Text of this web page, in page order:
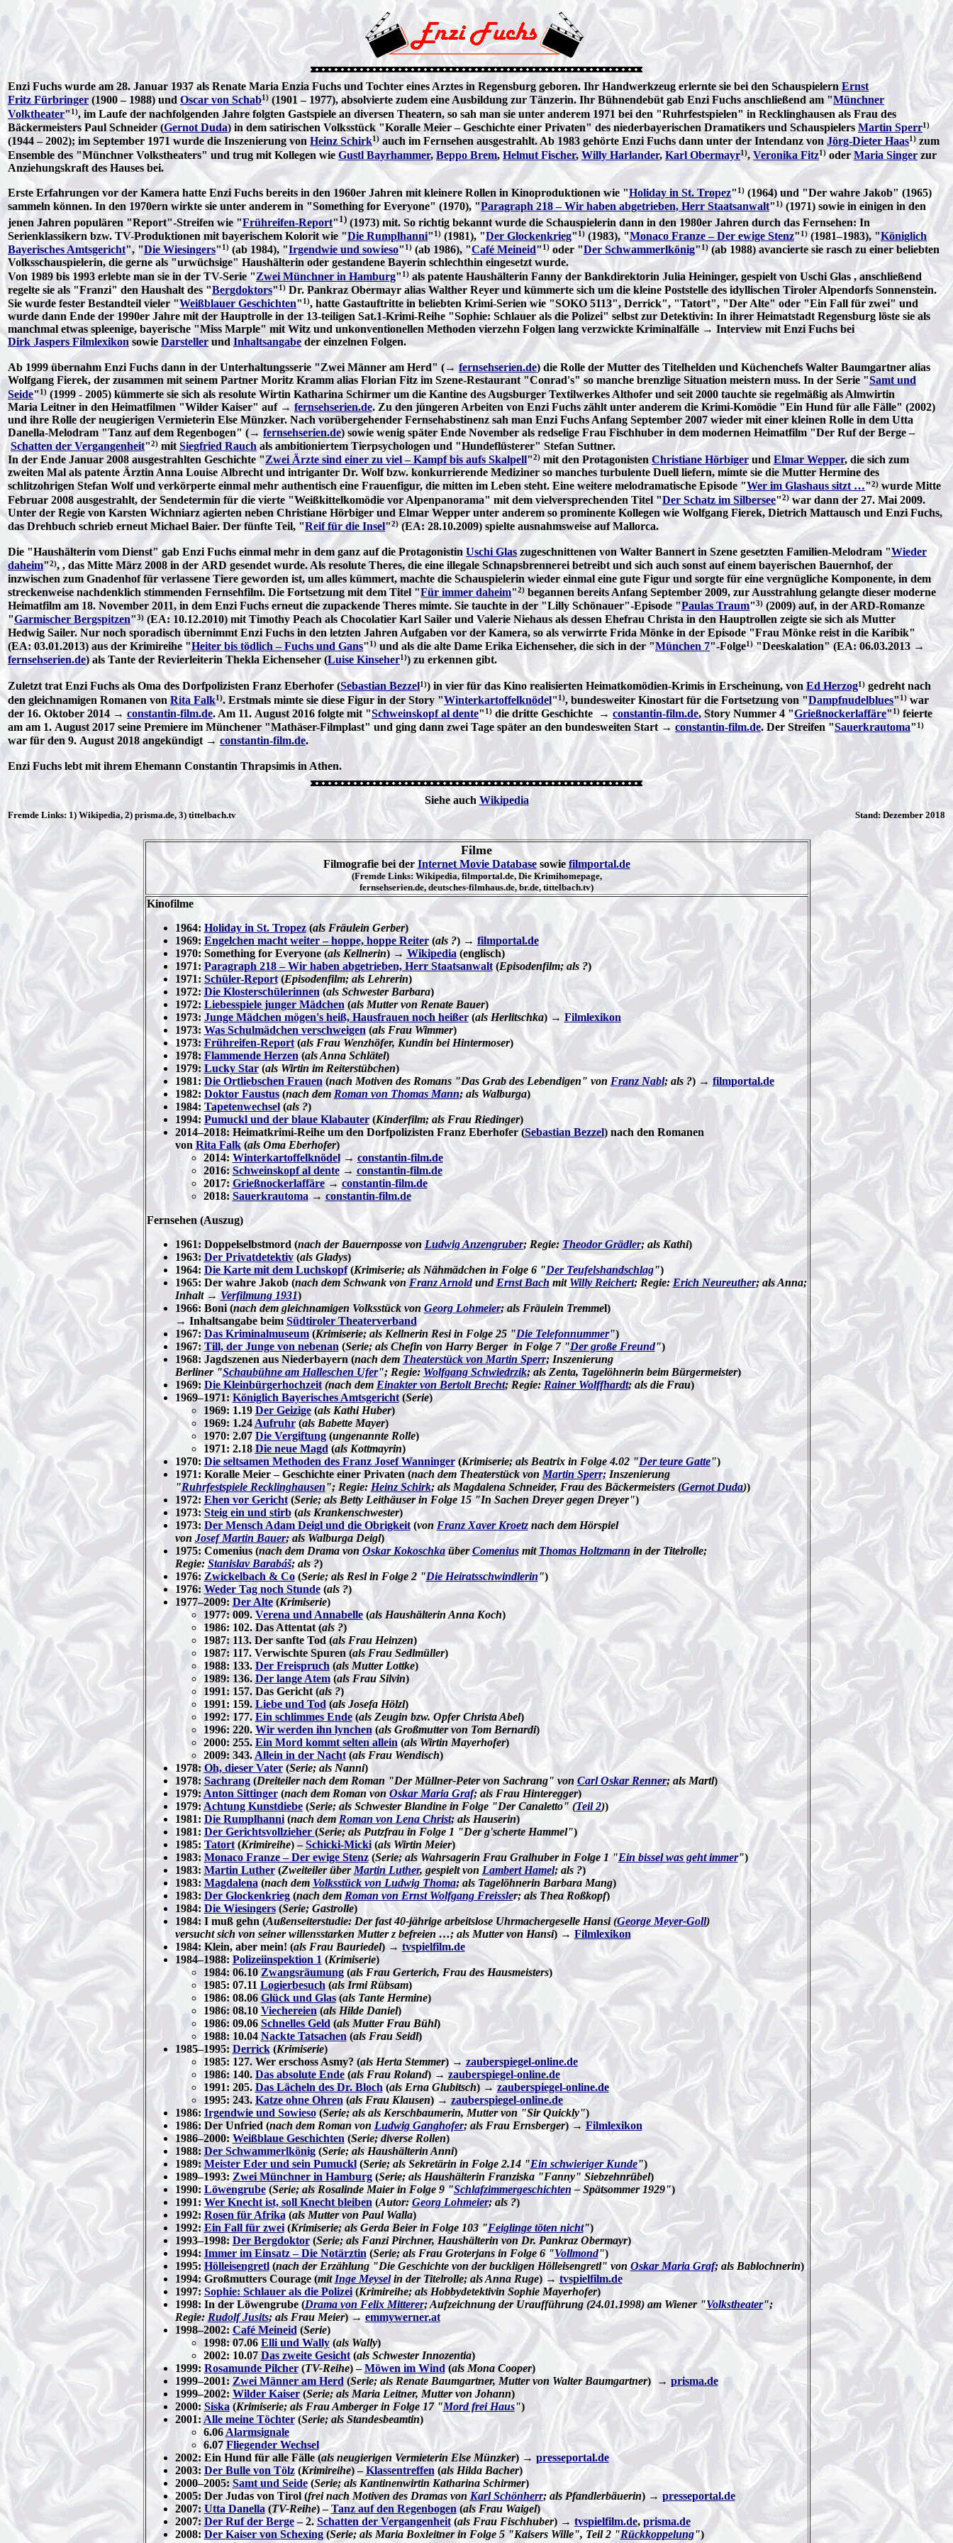
Enzi Fuchs wurde am 28. Januar 1937 als Renate Maria Enzia Fuchs und Tochter eines Arztes in Regensburg geboren. Ihr Handwerkzeug erlernte sie bei den Schauspielern Ernst
Fritz Fürbringer (1900 – 1988) und Oscar von Schab1) (1901 – 1977), absolvierte zudem eine Ausbildung zur Tänzerin. Ihr Bühnendebüt gab Enzi Fuchs anschließend am "Münchner
Volktheater" 1), im Laufe der nachfolgenden Jahre folgten Gastspiele an diversen Theatern, so sah man sie unter anderem 1971 bei den "Ruhrfestspielen" in Recklinghausen als Frau des
Bäckermeisters Paul Schneider (Gernot Duda) in dem satirischen Volksstück "Koralle Meier – Geschichte einer Privaten" des niederbayerischen Dramatikers und Schauspielers Martin Sperr1)
(1944 – 2002); im September 1971 wurde die Inszenierung von Heinz Schirk1) auch im Fernsehen ausgestrahlt. Ab 1983 gehörte Enzi Fuchs dann unter der Intendanz von Jörg-Dieter Haas1) zum
Ensemble des "Münchner Volkstheaters" und trug mit Kollegen wie Gustl Bayrhammer, Beppo Brem, Helmut Fischer, Willy Harlander,Karl Obermayr1), Veronika Fitz1) oder Maria Singer zur
Anziehungskraft des Hauses bei.
Erste Erfahrungen vor der Kamera hatte Enzi Fuchs bereits in den 1960er Jahren mit kleinere Rollen in Kinoproduktionen wie "Holiday in St. Tropez" 1) (1964) und "Der wahre Jakob" (1965)
sammeln können. In den 1970ern wirkte sie unter anderem in "Something for Everyone" (1970), "Paragraph 218 – Wir haben abgetrieben, Herr Staatsanwalt" 1)(1971) sowie in einigen in den
jenen Jahren populären "Report"-Streifen wie "Frühreifen-Report"1) (1973) mit. So richtig bekannt wurde die Schauspielerin dann in den 1980er Jahren durch das Fernsehen: In
Serienklassikern bzw. TV-Produktionen mit bayerischem Kolorit wie "Die Rumplhanni" 1) (1981), "Der Glockenkrieg"1) (1983), "Monaco Franze – Der ewige Stenz" 1) (1981–1983), "Königlich
Bayerisches Amtsgericht", "Die Wiesingers" 1) (ab 1984), "Irgendwie und sowieso" 1) (ab 1986), "Café Meineid" 1) oder "Der Schwammerlkönig"1)(ab 1988) avancierte sie rasch zu einer beliebten
Volksschauspielerin, die gerne als "urwüchsige" Haushälterin oder gestandene Bayerin schlechthin eingesetzt wurde.
Von 1989 bis 1993 erlebte man sie in der TV-Serie "Zwei Münchner in Hamburg" 1) als patente Haushälterin Fanny der Bankdirektorin Julia Heininger, gespielt von Uschi Glas , anschließend
regelte sie als "Franzi" den Haushalt des "Bergdoktors"1) Dr. Pankraz Obermayr alias Walther Reyer und kümmerte sich um die kleine Poststelle des idyllischen Tiroler Alpendorfs Sonnenstein.
Sie wurde fester Bestandteil vieler "Weißblauer Geschichten" 1), hatte Gastauftritte in beliebten Krimi-Serien wie "SOKO 5113", Derrick", "Tatort", "Der Alte" oder "Ein Fall für zwei" und
wurde dann Ende der 1990er Jahre mit der Hauptrolle in der 13-teiligen Sat.1-Krimi-Reihe "Sophie: Schlauer als die Polizei" selbst zur Detektivin: In ihrer Heimatstadt Regensburg löste sie als
manchmal etwas spleenige, bayerische "Miss Marple" mit Witz und unkonventionellen Methoden vierzehn Folgen lang verzwickte Kriminalfälle → Interview mit Enzi Fuchs bei
Dirk Jaspers Filmlexikon sowie Darsteller und Inhaltsangabe der einzelnen Folgen.
Ab 1999 übernahm Enzi Fuchs dann in der Unterhaltungsserie "Zwei Männer am Herd" (→ fernsehserien.de) die Rolle der Mutter des Titelhelden und Küchenchefs Walter Baumgartner alias
Wolfgang Fierek, der zusammen mit seinem Partner Moritz Kramm alias Florian Fitz im Szene-Restaurant "Conrad's" so manche brenzlige Situation meistern muss. In der Serie "Samt und
Seide" 1) (1999 - 2005) kümmerte sie sich als resolute Wirtin Katharina Schirmer um die Kantine des Augsburger Textilwerkes Althofer und seit 2000 tauchte sie regelmäßig als Almwirtin
Maria Leitner in den Heimatfilmen "Wilder Kaiser" auf → fernsehserien.de. Zu den jüngeren Arbeiten von Enzi Fuchs zählt unter anderem die Krimi-Komödie "Ein Hund für alle Fälle" (2002)
und ihre Rolle der neugierigen Vermieterin Else Münzker. Nach vorübergehender Fernsehabstinenz sah man Enzi Fuchs Anfang September 2007 wieder mit einer kleinen Rolle in dem Utta
Danella-Melodram "Tanz auf dem Regenbogen" (→ fernsehserien.de) sowie wenig später Ende November als redselige Frau Fischhuber in dem modernen Heimatfilm "Der Ruf der Berge –
Schatten der Vergangenheit"2) mit Siegfried Rauch als ambitioniertem Tierpsychologen und "Hundeflüsterer" Stefan Suttner.
In der Ende Januar 2008 ausgestrahlten Geschichte "Zwei Ärzte sind einer zu viel – Kampf bis aufs Skalpell"2) mit den Protagonisten Christiane Hörbigerund Elmar Wepper, die sich zum
zweiten Mal als patente Ärztin Anna Louise Albrecht und intriganter Dr. Wolf bzw. konkurrierende Mediziner so manches turbulente Duell liefern, mimte sie die Mutter Hermine des
schlitzohrigen Stefan Wolf und verkörperte einmal mehr authentisch eine Frauenfigur, die mitten im Leben steht. Eine weitere melodramatische Episode "Wer im Glashaus sitzt …"2) wurde Mitte
Februar 2008 ausgestrahlt, der Sendetermin für die vierte "Weißkittelkomödie vor Alpenpanorama" mit dem vielversprechenden Titel "Der Schatz im Silbersee"2) war dann der 27. Mai 2009.
Unter der Regie von Karsten Wichniarz agierten neben Christiane Hörbiger und Elmar Wepper unter anderem so prominente Kollegen wie Wolfgang Fierek, Dietrich Mattausch und Enzi Fuchs,
das Drehbuch schrieb erneut Michael Baier. Der fünfte Teil, "Reif für die Insel"2)(EA: 28.10.2009) spielte ausnahmsweise auf Mallorca.
Die "Haushälterin vom Dienst" gab Enzi Fuchs einmal mehr in dem ganz auf die Protagonistin Uschi Glas zugeschnittenen von Walter Bannert in Szene gesetzten Familien-Melodram "Wieder
daheim"2), , das Mitte März 2008 in der ARD gesendet wurde. Als resolute Theres, die eine illegale Schnapsbrennerei betreibt und sich auch sonst auf einem bayerischen Bauernhof, der
inzwischen zum Gnadenhof für verlassene Tiere geworden ist, um alles kümmert, machte die Schauspielerin wieder einmal eine gute Figur und sorgte für eine vergnügliche Komponente, in dem
streckenweise nachdenklich stimmenden Fernsehfilm. Die Fortsetzung mit dem Titel "Für immer daheim"2) begannen bereits Anfang September 2009, zur Ausstrahlung gelangte dieser moderne
Heimatfilm am 18. November 2011, in dem Enzi Fuchs erneut die zupackende Theres mimte. Sie tauchte in der "Lilly Schönauer"-Episode "Paulas Traum"3) (2009) auf, in der ARD-Romanze
"Garmischer Bergspitzen"3) (EA: 10.12.2010) mit Timothy Peach als Chocolatier Karl Sailer und Valerie Niehaus als dessen Ehefrau Christa in den Hauptrollen zeigte sie sich als Mutter
Hedwig Sailer. Nur noch sporadisch übernimmt Enzi Fuchs in den letzten Jahren Aufgaben vor der Kamera, so als verwirrte Frida Mönke in der Episode "Frau Mönke reist in die Karibik"
(EA: 03.01.2013) aus der Krimireihe "Heiter bis tödlich – Fuchs und Gans" 1) und als die alte Dame Erika Eichenseher, die sich in der "München 7"-Folge1)"Deeskalation" (EA: 06.03.2013 →
fernsehserien.de) als Tante der Revierleiterin Thekla Eichenseher (Luise Kinseher1)) zu erkennen gibt.
Zuletzt trat Enzi Fuchs als Oma des Dorfpolizisten Franz Eberhofer (Sebastian Bezzel1)) in vier für das Kino realisierten Heimatkomödien-Krimis in Erscheinung, von Ed Herzog1) gedreht nach
den gleichnamigen Romanen vonRita Falk1). Erstmals mimte sie diese Figur in der Story "Winterkartoffelknödel" 1), bundesweiter Kinostart für die Fortsetzung von "Dampfnudelblues" 1)war
der 16. Oktober 2014 → constantin-film.de. Am 11. August 2016 folgte mit "Schweinskopf al dente" 1) die dritte Geschichte → constantin-film.de, Story Nummer 4 "Grießnockerlaffäre" 1) feierte
am am 1. August 2017 seine Premiere im Münchener "Mathäser-Filmplast" und ging dann zwei Tage später an den bundesweiten Start → constantin-film.de. Der Streifen "Sauerkrautoma" 1)
war für den 9. August 2018 angekündigt →constantin-film.de.
Enzi Fuchs lebt mit ihrem Ehemann Constantin Thrapsimis in Athen.
Siehe auch Wikipedia
Fremde Links: 1) Wikipedia, 2) prisma.de, 3) tittelbach.tv Stand: Dezember 2018
Filme
Filmografie bei der Internet Movie Databasesowie filmportal.de
(Fremde Links: Wikipedia, filmportal.de, Die Krimihomepage,
fernsehserien.de, deutsches-filmhaus.de, br.de, tittelbach.tv)
Kinofilme
1964: Holiday in St. Tropez(als Fräulein Gerber)
1969: Engelchen macht weiter – hoppe, hoppe Reiter(als ?) → filmportal.de
1970: Something for Everyone (als Kellnerin) → Wikipedia (englisch)
1971: Paragraph 218 – Wir haben abgetrieben, Herr Staatsanwalt(Episodenfilm; als ?)
1971: Schüler-Report(Episodenfilm; als Lehrerin)
1972: Die Klosterschülerinnen (als Schwester Barbara)
1972: Liebesspiele junger Mädchen (als Mutter von Renate Bauer)
1973: Junge Mädchen mögen's heiß, Hausfrauen noch heißer(als Herlitschka) → Filmlexikon
1973: Was Schulmädchen verschweigen (als Frau Wimmer)
1973: Frühreifen-Report(als Frau Wenzhöfer, Kundin bei Hintermoser)
1978: Flammende Herzen (als Anna Schlätel)
1979: Lucky Star(als Wirtin im Reiterstübchen)
1981:Die Ortliebschen Frauen (nach Motiven des Romans "Das Grab des Lebendigen" von Franz Nabl; als ?) → filmportal.de
1982: Doktor Faustus(nach dem Roman von Thomas Mann; als Walburga)
1984: Tapetenwechsel(als ?)
1994: Pumuckl und der blaue Klabauter(Kinderfilm; als Frau Riedinger)
2014–2018: Heimatkrimi-Reihe um den Dorfpolizisten Franz Eberhofer (Sebastian Bezzel) nach den Romanen
von Rita Falk(als Oma Eberhofer)
2014: Winterkartoffelknödel→ constantin-film.de
2016: Schweinskopf al dente→ constantin-film.de
2017: Grießnockerlaffäre→ constantin-film.de
2018:Sauerkrautoma→ constantin-film.de
Fernsehen (Auszug)
1961: Doppelselbstmord (nach der Bauernposse von Ludwig Anzengruber; Regie: Theodor Grädler; als Kathi)
1963: Der Privatdetektiv(als Gladys)
1964: Die Karte mit dem Luchskopf(Krimiserie; als Nähmädchen in Folge 6 "Der Teufelshandschlag")
1965: Der wahre Jakob (nach dem Schwank von Franz Arnoldund Ernst Bach mit Willy Reichert; Regie: Erich Neureuther; als Anna;
Inhalt → Verfilmung 1931)
1966: Boni (nach dem gleichnamigen Volksstück von Georg Lohmeier; als Fräulein Tremmel)
→ Inhaltsangabe beim Südtiroler Theaterverband
1967:Das Kriminalmuseum(Krimiserie; als Kellnerin Resi in Folge 25 "Die Telefonnummer")
1967: Till, der Junge von nebenan (Serie; als Chefin von Harry Berger in Folge 7 "Der große Freund")
1968: Jagdszenen aus Niederbayern (nach dem Theaterstück von Martin Sperr; Inszenierung
Berliner "Schaubühne am Halleschen Ufer"; Regie: Wolfgang Schwiedrzik; als Zenta, Tagelöhnerin beim Bürgermeister)
1969: Die Kleinbürgerhochzeit (nach dem Einakter von Bertolt Brecht; Regie: Rainer Wolffhardt; als die Frau)
1969–1971: Königlich Bayerisches Amtsgericht(Serie)
1969: 1.19 Der Geizige(als Kathi Huber)
1969: 1.24 Aufruhr(als Babette Mayer)
1970: 2.07 Die Vergiftung(ungenannte Rolle)
1971: 2.18Die neue Magd(als Kottmayrin)
1970: Die seltsamen Methoden des Franz Josef Wanninger(Krimiserie; als Beatrix in Folge 4.02 "Der teure Gatte")
1971: Koralle Meier – Geschichte einer Privaten (nach dem Theaterstück von Martin Sperr;Inszenierung
"Ruhrfestspiele Recklinghausen"; Regie: Heinz Schirk; als Magdalena Schneider, Frau des Bäckermeisters (Gernot Duda))
1972: Ehen vor Gericht(Serie; als Betty Leithäuser in Folge 15 "In Sachen Dreyer gegen Dreyer")
1973: Steig ein und stirb(als Krankenschwester)
1973:Der Mensch Adam Deigl und die Obrigkeit(von Franz Xaver Kroetznach dem Hörspiel
von Josef Martin Bauer; als Walburga Deigl)
1975: Comenius (nach dem Drama von Oskar KokoschkaüberComeniusmit Thomas Holtzmann in der Titelrolle;
Regie:Stanislav Barabáš; als ?)
1976: Zwickelbach & Co(Serie; als Resl in Folge 2 "Die Heiratsschwindlerin")
1976: Weder Tag noch Stunde(als ?)
1977–2009: Der Alte(Krimiserie)
1977: 009. Verena und Annabelle(als Haushälterin Anna Koch)
1986: 102. Das Attentat (als ?)
1987: 113. Der sanfte Tod (als Frau Heinzen)
1987: 117. Verwischte Spuren (als Frau Sedlmüller)
1988: 133. Der Freispruch (als Mutter Lottke)
1989: 136.Der lange Atem(als Frau Silvin)
1991: 157. Das Gericht (als ?)
1991: 159. Liebe und Tod (als Josefa Hölzl)
1992: 177. Ein schlimmes Ende(als Zeugin bzw. Opfer Christa Abel)
1996: 220.Wir werden ihn lynchen (als Großmutter von Tom Bernardi)
2000: 255. Ein Mord kommt selten allein(als Wirtin Mayerhofer)
2009: 343. Allein in der Nacht(als Frau Wendisch)
1978: Oh, dieser Vater(Serie; als Nanni)
1978: Sachrang(Dreiteiler nach dem Roman "Der Müllner-Peter von Sachrang" von Carl Oskar Renner; als Martl)
1979: Anton Sittinger(nach dem Roman von Oskar Maria Graf; als Frau Hinteregger)
1979:Achtung Kunstdiebe(Serie; als Schwester Blandine in Folge "Der Canaletto" (Teil 2))
1981: Die Rumplhanni(nach demRoman von Lena Christ; als Hauserin)
1981: Der Gerichtsvollzieher (Serie; als Putzfrau in Folge 1 "Der g'scherte Hammel")
1985: Tatort(Krimireihe) –Schicki-Micki(als Wirtin Meier)
1983: Monaco Franze – Der ewige Stenz(Serie; als Wahrsagerin Frau Gralhuber in Folge 1 "Ein bissel was geht immer")
1983: Martin Luther(Zweiteiler über Martin Luther, gespielt von Lambert Hamel; als ?)
1983:Magdalena (nach dem Volksstück von Ludwig Thoma; als Tagelöhnerin Barbara Mang)
1983: Der Glockenkrieg(nach dem Roman von Ernst Wolfgang Freissler; als Thea Roßkopf)
1984:Die Wiesingers(Serie; Gastrolle)
1984: I muß gehn (Außenseiterstudie: Der fast 40-jährige arbeitslose Uhrmachergeselle Hansi (George Meyer-Goll)
versucht sich von seiner willensstarken Mutter z befreien …; als Mutter von Hansi) → Filmlexikon
1984: Klein, aber mein! (als Frau Bauriedel) → tvspielfilm.de
1984–1988: Polizeiinspektion 1 (Krimiserie)
1984: 06.10Zwangsräumung(als Frau Gerterich, Frau des Hausmeisters)
1985: 07.11Logierbesuch (als Irmi Rübsam)
1986: 08.06 Glück und Glas(als Tante Hermine)
1986: 08.10 Viechereien (als Hilde Daniel)
1986: 09.06Schnelles Geld (als Mutter Frau Bühl)
1988: 10.04 Nackte Tatsachen (als Frau Seidl)
1985–1995: Derrick(Krimiserie)
1985: 127. Wer erschoss Asmy? (als Herta Stemmer) → zauberspiegel-online.de
1986: 140. Das absolute Ende(als Frau Roland) → zauberspiegel-online.de
1991: 205. Das Lächeln des Dr. Bloch(als Erna Glubitsch) →zauberspiegel-online.de
1995: 243. Katze ohne Ohren (als Frau Klausen) → zauberspiegel-online.de
1986: Irgendwie und Sowieso(Serie; als als Kerschbaumerin, Mutter von "Sir Quickly")
1986: Der Unfried (nach dem Roman von Ludwig Ganghofer; als Frau Ernsberger) → Filmlexikon
1986–2000: Weißblaue Geschichten(Serie; diverse Rollen)
1988: Der Schwammerlkönig(Serie; als Haushälterin Anni)
1989: Meister Eder und sein Pumuckl(Serie; als Sekretärin in Folge 2.14 "Ein schwieriger Kunde")
1989–1993: Zwei Münchner in Hamburg(Serie; als Haushälterin Franziska "Fanny" Siebzehnrübel)
1990: Löwengrube(Serie; als Rosalinde Maier in Folge 9 "Schlafzimmergeschichten – Spätsommer 1929")
1991: Wer Knecht ist, soll Knecht bleiben (Autor: Georg Lohmeier; als ?)
1992: Rosen für Afrika (als Mutter von Paul Walla)
1992: Ein Fall für zwei(Krimiserie; als Gerda Beier in Folge 103 "Feiglinge töten nicht")
1993–1998:Der Bergdoktor(Serie; als Fanzi Pirchner, Haushälterin von Dr. Pankraz Obermayr)
1994: Immer im Einsatz – Die Notärztin(Serie; als Frau Groterjans in Folge 6 "Vollmond")
1995:Hölleisengretl(nach der Erzählung "Die Geschichte von der buckligen Hölleisengretl" vonOskar Maria Graf; als Bablochnerin)
1994: Großmutters Courage (mit Inge Meyselin der Titelrolle; als Anna Ruge) → tvspielfilm.de
1997: Sophie: Schlauer als die Polizei(Krimireihe; als Hobbydetektivin Sophie Mayerhofer)
1998: In der Löwengrube (Drama von Felix Mitterer; Aufzeichnung der Uraufführung (24.01.1998) am Wiener "Volkstheater";
Regie: Rudolf Jusits; als Frau Meier) → emmywerner.at
1998–2002: Café Meineid (Serie)
1998: 07.06 Elli und Wally(als Wally)
2002: 10.07 Das zweite Gesicht(als Schwester Innozentia)
1999: Rosamunde Pilcher(TV-Reihe) –Möwen im Wind (als Mona Cooper)
1999–2001: Zwei Männer am Herd (Serie; als Renate Baumgartner, Mutter von Walter Baumgartner) → prisma.de
1999–2002: Wilder Kaiser(Serie; als Maria Leitner, Mutter von Johann)
2000: Siska (Krimiserie; als Frau Amberger in Folge 17 "Mord frei Haus")
2001: Alle meine Töchter(Serie; als Standesbeamtin)
6.06 Alarmsignale
6.07 Fliegender Wechsel
2002: Ein Hund für alle Fälle (als neugierigen Vermieterin Else Münzker) → presseportal.de
2003: Der Bulle von Tölz(Krimireihe) –Klassentreffen (als Hilda Bacher)
2000–2005: Samt und Seide(Serie; als Kantinenwirtin Katharina Schirmer)
2005: Der Judas von Tirol (frei nach Motiven des Dramas von Karl Schönherr; als Pfandlerbäuerin) → presseportal.de
2007: Utta Danella (TV-Reihe) –Tanz auf den Regenbogen (als Frau Waigel)
2007: Der Ruf der Berge– 2. Schatten der Vergangenheit(als Frau Fischhuber)→ tvspielfilm.de, prisma.de
2008:Der Kaiser von Schexing(Serie; als Maria Boxleitner in Folge 5 "Kaisers Wille", Teil 2 "Rückkoppelung")